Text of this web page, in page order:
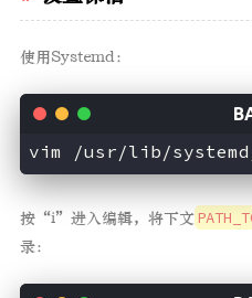
使用Systemd：
按“i”进入编辑，将下文
录：